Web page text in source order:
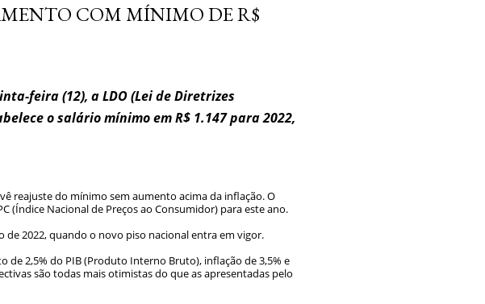
COM MÍNIMO DE R$
feira (12), a LDO (Lei de Diretrizes
o salário mínimo em R$ 1.147 para 2022,
reajuste do mínimo sem aumento acima da inflação. O
(Índice Nacional de Preços ao Consumidor) para este ano.
de 2022, quando o novo piso nacional entra em vigor.
2,5% do PIB (Produto Interno Bruto), inflação de 3,5% e
são todas mais otimistas do que as apresentadas pelo